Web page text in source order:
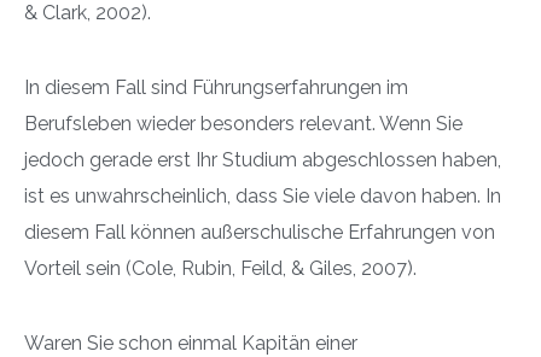
& Clark, 2002).
In diesem Fall sind Führungserfahrungen im
Berufsleben wieder besonders relevant. Wenn Sie
jedoch gerade erst Ihr Studium abgeschlossen haben,
ist es unwahrscheinlich, dass Sie viele davon haben. In
diesem Fall können außerschulische Erfahrungen von
Vorteil sein (Cole, Rubin, Feild, & Giles, 2007).
Waren Sie schon einmal Kapitän einer